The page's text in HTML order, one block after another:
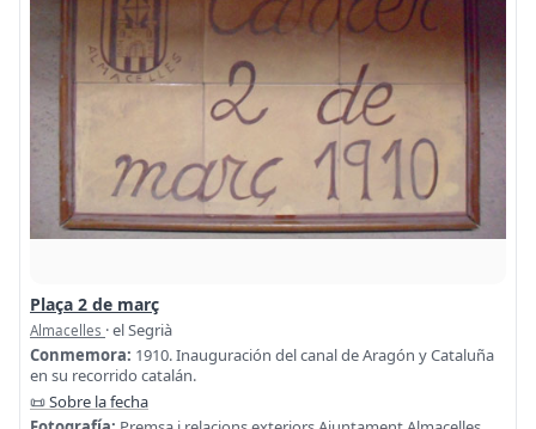
Plaça 2 de març
Almacelles · el Segrià
Conmemora: 1910. Inauguración del canal de Aragón y Cataluña
en su recorrido catalán.
📜 Sobre la fecha